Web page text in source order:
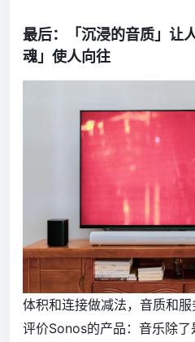
最后：「沉浸的音质」让
魂」使人向往
体积和连接做减法，音质和
评价Sonos的产品：音乐除